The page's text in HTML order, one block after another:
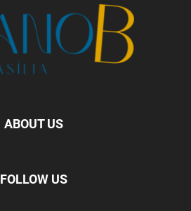
ABOUT US
FOLLOW US